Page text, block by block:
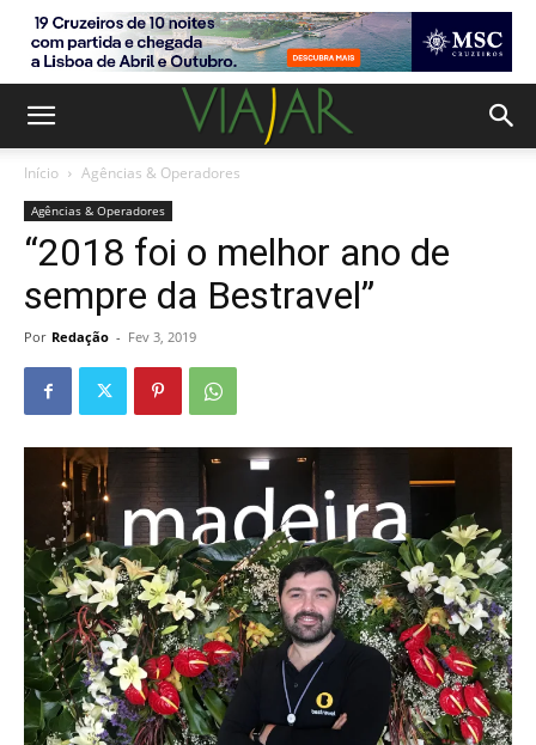
Início Agências & Operadores
Agências & Operadores
“2018 foi o melhor ano de
sempre da Bestravel”
Por Redação - Fev 3, 2019